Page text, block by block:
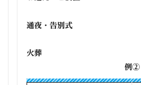
通夜・告別式
火葬
例②